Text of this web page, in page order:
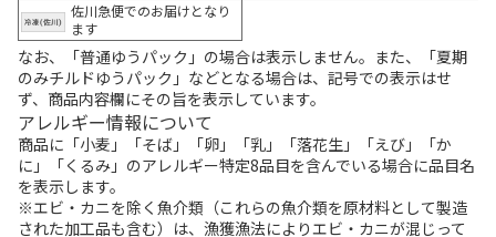
佐川急便でのお届けとなり
ます
なお、「普通ゆうパック」の場合は表示しません。また、「夏期
のみチルドゆうパック」などとなる場合は、記号での表示はせ
ず、商品内容欄にその旨を表示しています。
アレルギー情報について
商品に「小麦」「そば」「卵」「乳」「落花生」「えび」「か
に」「くるみ」のアレルギー特定8品目を含んでいる場合に品目名
を表示します。
※エビ・カニを除く魚介類（これらの魚介類を原材料として製造
された加工品も含む）は、漁獲漁法によりエビ・カニが混じって